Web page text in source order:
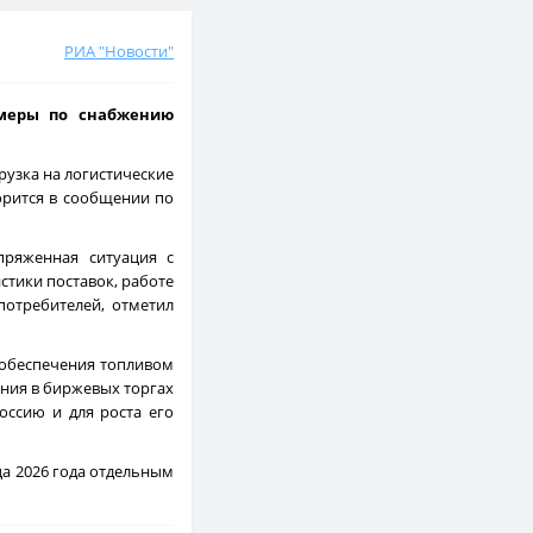
РИА "Новости"
по снабжению
на логистические
в сообщении по
ситуация с
поставок, работе
отметил
топливом
в биржевых торгах
и для роста его
2026 года отдельным